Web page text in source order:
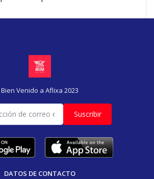
Bien Venido a Aflixa 2023
Suscribir
DATOS DE CONTACTO